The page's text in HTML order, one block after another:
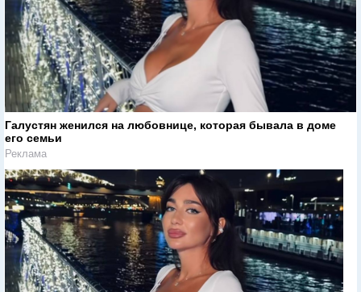
Галустян женился на любовнице, которая бывала в доме
его семьи
Реклама